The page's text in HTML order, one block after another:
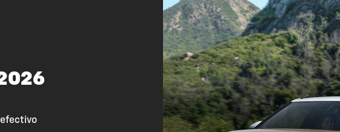
efectivo